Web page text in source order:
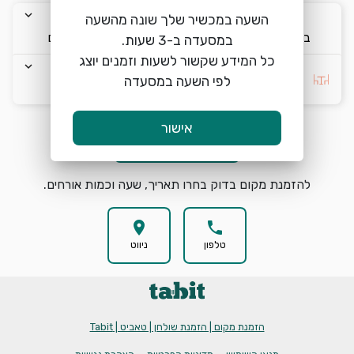
keyboard_arrow_down
ב׳ 10/8
keyboard_arrow_down
18:00
keyboard_arrow_down
keyboard_arrow_down
בחרו העדפה *
search הזמנת מקום
להזמנת מקום בדוק בחרו תאריך, שעה וכמות אורחים.
phone
טלפון
location_on
ניווט
הזמנת מקום | הזמנת שולחן | טאביט | Tabit
השעה במכשיר שלך שונה מהשעה
כל המידע שקשור לשעות וזמנים יוצג
לפי השעה במסעדה
אישור